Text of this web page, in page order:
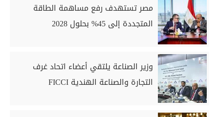
مصر تستهدف رفع مساهمة الطاقة
المتجددة إلى 45% بحلول 2028
وزير الصناعة يلتقي أعضاء اتحاد غرف
التجارة والصناعة الهندية FICCI